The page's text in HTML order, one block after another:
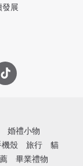
發展
婚禮小物
殼 旅行
貓
畢業禮物